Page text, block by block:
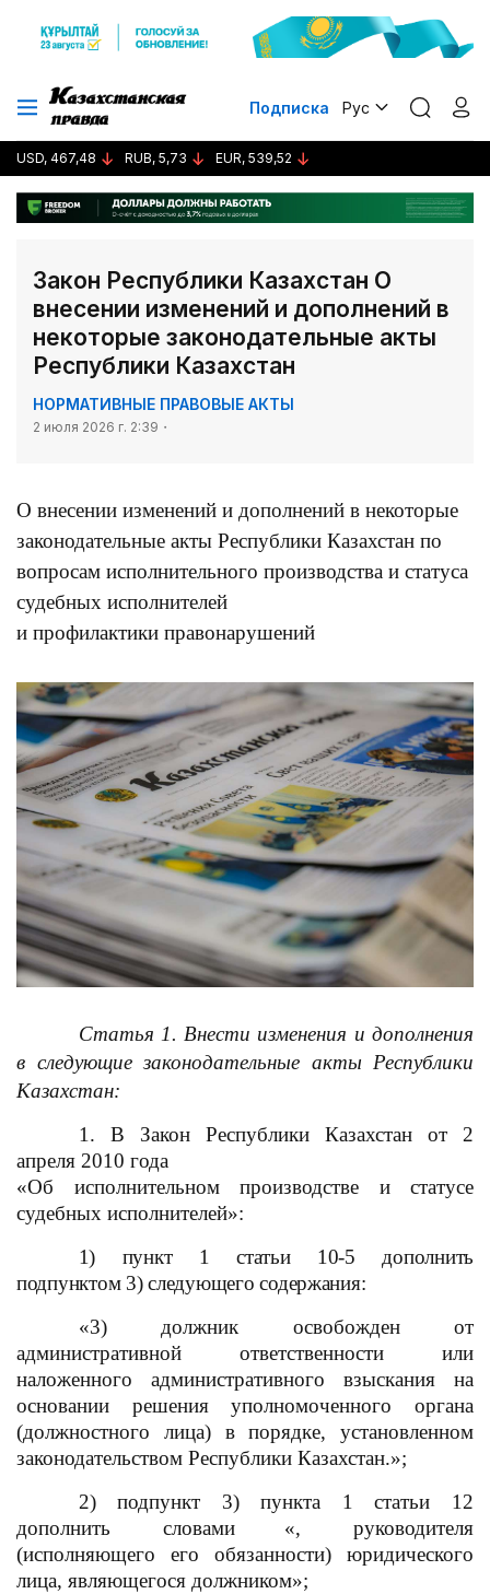
Подписка Рус
USD, 467,48 RUB, 5,73 EUR, 539,52
Закон Республики Казахстан О
внесении изменений и дополнений в
некоторые законодательные акты
Республики Казахстан
НОРМАТИВНЫЕ ПРАВОВЫЕ АКТЫ
2 июля 2026 г. 2:39
О внесении изменений и дополнений в некоторые
законодательные акты Республики Казахстан по
вопросам исполнительного производства и статуса
судебных исполнителей
и профилактики правонарушений
Статья 1. Внести изменения и дополнения
в следующие законодательные акты Республики
Казахстан:
1. В Закон Республики Казахстан от 2
апреля 2010 года
«Об исполнительном производстве и статусе
судебных исполнителей»:
1) пункт 1 статьи 10-5 дополнить
подпунктом 3) следующего содержания:
«3) должник освобожден от
административной ответственности или
наложенного административного взыскания на
основании решения уполномоченного органа
(должностного лица) в порядке, установленном
законодательством Республики Казахстан.»;
2) подпункт 3) пункта 1 статьи 12
дополнить словами
«,руководителя
(исполняющего его обязанности) юридического
лица, являющегося должником»;